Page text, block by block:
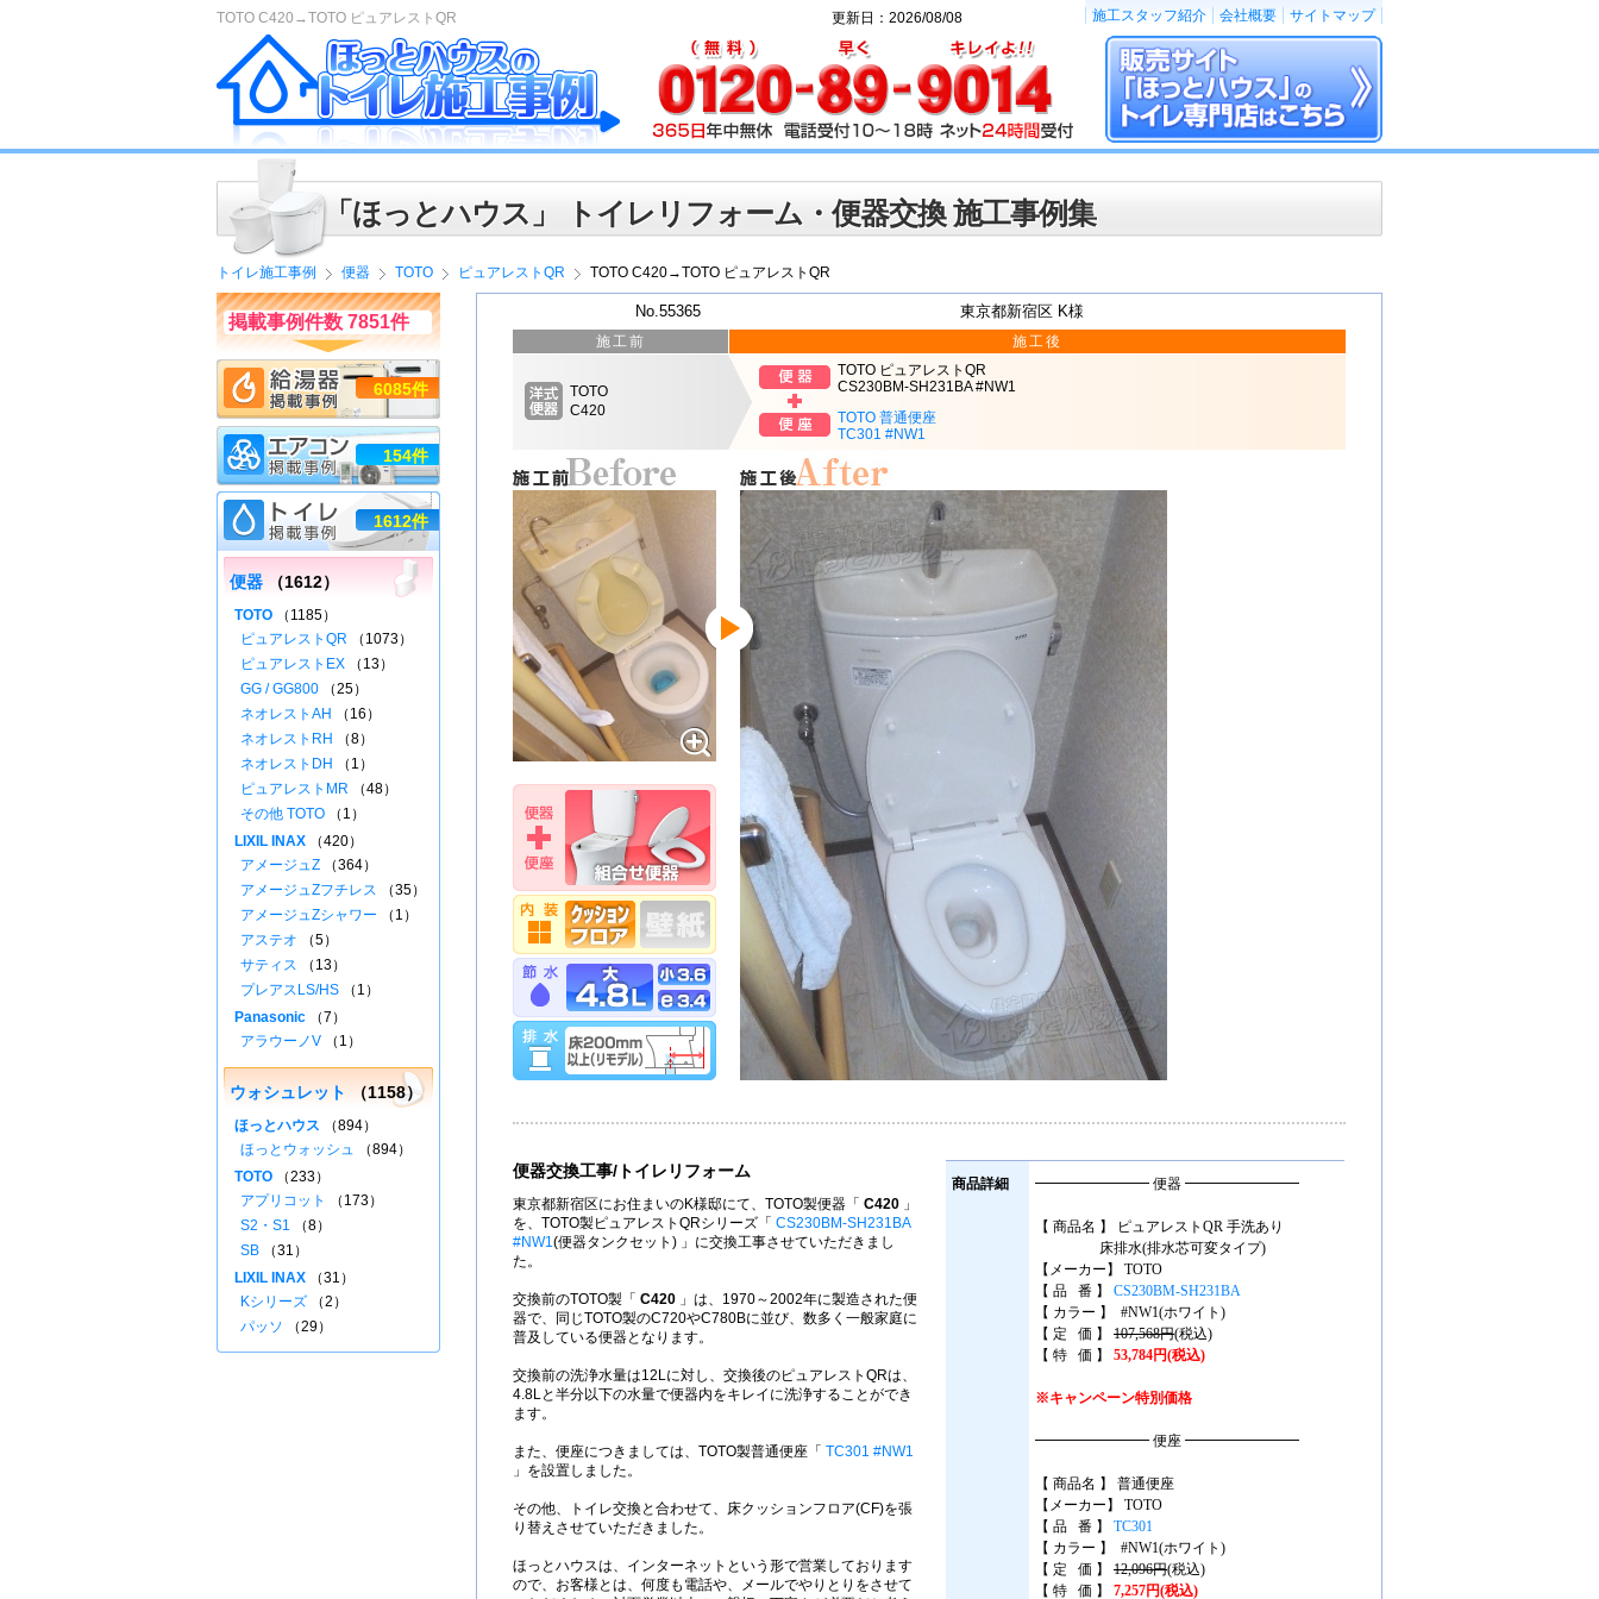
TOTO C420→TOTO ピュアレストQR
「ほっとハウス」 トイレリフォーム・便器交換 施工事例集
トイレ施工事例 便器 TOTO ピュアレストQR TOTO C420→TOTO ピュアレストQR
No.55365 東京都新宿区 K様
施工前
TOTO
C420
施工後
TOTO ピュアレストQR
CS230BM-SH231BA #NW1
TOTO 普通便座
TC301 #NW1
便器交換工事/トイレリフォーム
東京都新宿区にお住まいのK様邸にて、TOTO製便器「 C420 」
を、TOTO製ピュアレストQRシリーズ「 CS230BM-SH231BA
#NW1(便器タンクセット) 」に交換工事させていただきまし
た。
交換前のTOTO製「 C420 」は、1970～2002年に製造された便
器で、同じTOTO製のC720やC780Bに並び、数多く一般家庭に
普及している便器となります。
交換前の洗浄水量は12Lに対し、交換後のピュアレストQRは、
4.8Lと半分以下の水量で便器内をキレイに洗浄することができ
ます。
また、便座につきましては、TOTO製普通便座「 TC301 #NW1
」を設置しました。
その他、トイレ交換と合わせて、床クッションフロア(CF)を張
り替えさせていただきました。
ほっとハウスは、インターネットという形で営業しております
ので、お客様とは、何度も電話や、メールでやりとりをさせて
商品詳細 ━━━━━━━━ 便器 ━━━━━━━━
【 商品名 】 ピュアレストQR 手洗あり
床排水(排水芯可変タイプ)
【メーカー】 TOTO
【 品 番 】 CS230BM-SH231BA
【 カラー 】 #NW1(ホワイト)
【 定 価 】 107,568円(税込)
【 特 価 】 53,784円(税込)
※キャンペーン特別価格
━━━━━━━━ 便座 ━━━━━━━━
【 商品名 】 普通便座
【メーカー】 TOTO
【 品 番 】 TC301
【 カラー 】 #NW1(ホワイト)
【 定 価 】 12,096円(税込)
【 特 価 】 7,257円(税込)
掲載事例件数 7851件
6085件
154件
1612件
便器 （1612）
TOTO （1185）
ピュアレストQR （1073）
ピュアレストEX （13）
GG / GG800 （25）
ネオレストAH
（16）
ネオレストRH
（8）
ネオレストDH
（1）
ピュアレストMR （48）
その他 TOTO （1）
LIXIL INAX （420）
アメージュZ （364）
アメージュZフチレス （35）
アメージュZシャワー （1）
アステオ （5）
サティス （13）
プレアスLS/HS （1）
Panasonic （7）
アラウーノV （1）
ウォシュレット （1158）
ほっとハウス （894）
ほっとウォッシュ （894）
TOTO （233）
アプリコット
（173）
S2・S1 （8）
SB （31）
LIXIL INAX （31）
Kシリーズ （2）
パッソ （29）
更新日：2026/08/08 施工スタッフ紹介 会社概要 サイトマップ